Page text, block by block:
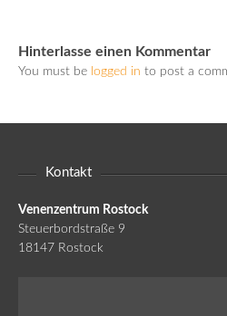
Hinterlasse einen Kommentar
You must be logged in to post a
Kontakt
Venenzentrum Rostock
Steuerbordstraße 9
18147 Rostock